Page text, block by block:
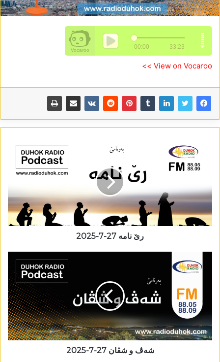
View on Vocaroo >>
رێ نامە 27-7-2025
شەڤ و شڤان 27-7-2025